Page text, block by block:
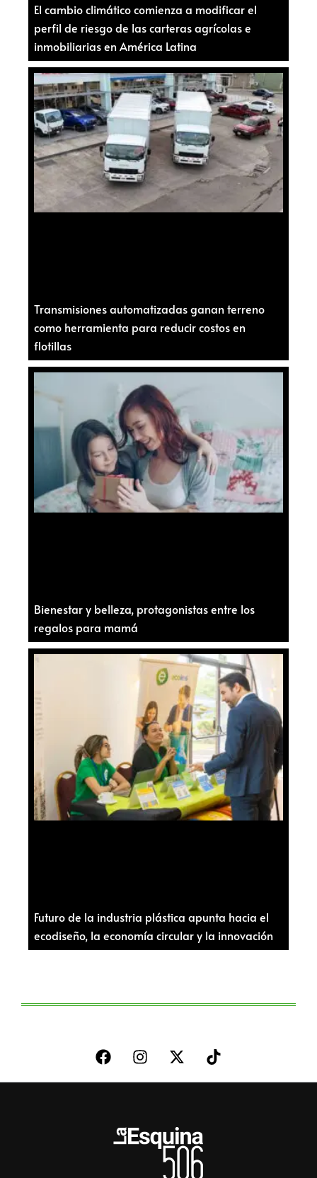
El cambio climático comienza a modificar el
perfil de riesgo de las carteras agrícolas e
inmobiliarias en América Latina
Transmisiones automatizadas ganan terreno
como herramienta para reducir costos en
flotillas
Bienestar y belleza, protagonistas entre los
regalos para mamá
Futuro de la industria plástica apunta hacia el
ecodiseño, la economía circular y la innovación